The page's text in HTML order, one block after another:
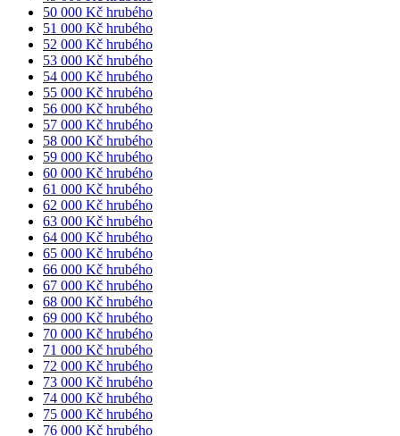
50 000 Kč hrubého
51 000 Kč hrubého
52 000 Kč hrubého
53 000 Kč hrubého
54 000 Kč hrubého
55 000 Kč hrubého
56 000 Kč hrubého
57 000 Kč hrubého
58 000 Kč hrubého
59 000 Kč hrubého
60 000 Kč hrubého
61 000 Kč hrubého
62 000 Kč hrubého
63 000 Kč hrubého
64 000 Kč hrubého
65 000 Kč hrubého
66 000 Kč hrubého
67 000 Kč hrubého
68 000 Kč hrubého
69 000 Kč hrubého
70 000 Kč hrubého
71 000 Kč hrubého
72 000 Kč hrubého
73 000 Kč hrubého
74 000 Kč hrubého
75 000 Kč hrubého
76 000 Kč hrubého